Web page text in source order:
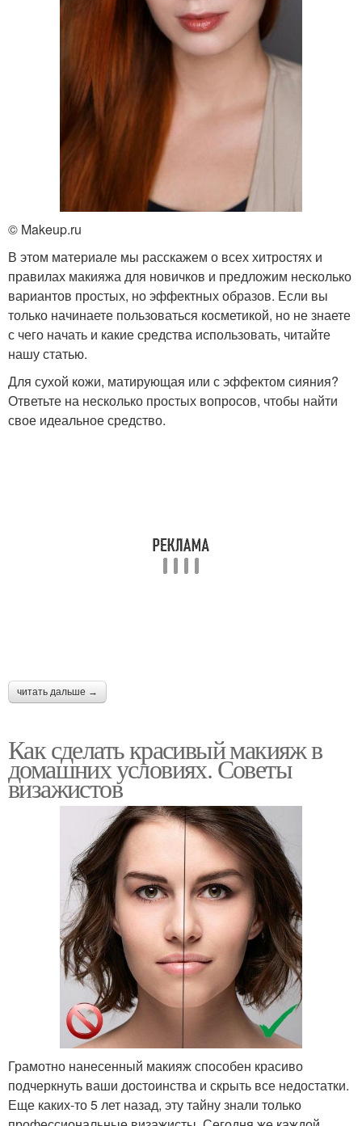
© Makeup.ru
В этом материале мы расскажем о всех хитростях и
правилах макияжа для новичков и предложим несколько
вариантов простых, но эффектных образов. Если вы
только начинаете пользоваться косметикой, но не знаете
с чего начать и какие средства использовать, читайте
нашу статью.
Для сухой кожи, матирующая или с эффектом сияния?
Ответьте на несколько простых вопросов, чтобы найти
свое идеальное средство.
читать дальше →
Как сделать красивый макияж в
домашних условиях. Советы
визажистов
Грамотно нанесенный макияж способен красиво
подчеркнуть ваши достоинства и скрыть все недостатки.
Еще каких-то 5 лет назад, эту тайну знали только